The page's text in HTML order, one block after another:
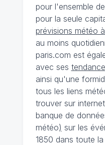
pour l'ensemble
pour la seule
prévisions météo
au moins
paris.com est
avec ses
ainsi qu'une
tous les liens
trouver sur
banque de
météo) sur les
1850 dans toute